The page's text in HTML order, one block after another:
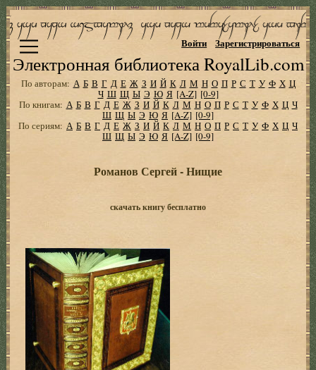
Электронная библиотека RoyalLib.com
Войти Зарегистрироваться
По авторам: А Б В Г Д Е Ж З И Й К Л М Н О П Р С Т У Ф Х Ц
Ч Ш Щ Ы Э Ю Я [A-Z] [0-9]
По книгам: А Б В Г Д Е Ж З И Й К Л М Н О П Р С Т У Ф Х Ц Ч
Ш Щ Ы Э Ю Я [A-Z] [0-9]
По сериям: А Б В Г Д Е Ж З И Й К Л М Н О П Р С Т У Ф Х Ц Ч
Ш Щ Ы Э Ю Я [A-Z] [0-9]
Романов Сергей - Нищие
скачать книгу бесплатно